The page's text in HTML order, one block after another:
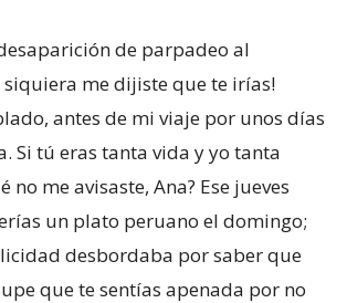
de parpadeo al
siquiera me dijiste que te irías!
antes de mi viaje por unos días
Si tú eras tanta vida y yo tanta
no me avisaste, Ana? Ese jueves
un plato peruano el domingo;
desbordaba por saber que
que te sentías apenada por no